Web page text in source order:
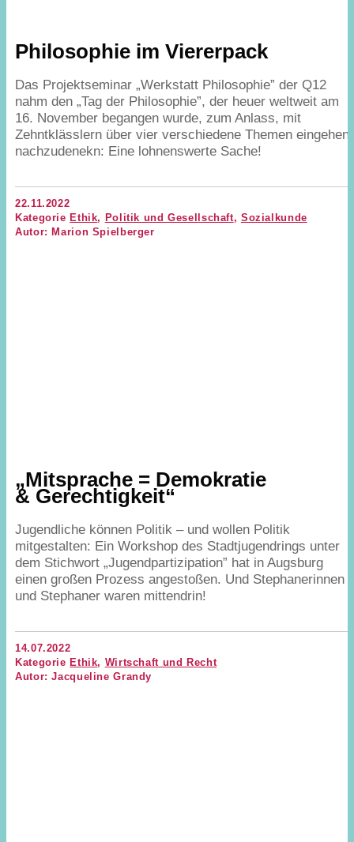
Philosophie im Viererpack
Das Projektseminar„Werkstatt Philosophie” derQ12
nahm den„Tag der Philosophie”, der heuer weltweit am
16. November begangen wurde, zum Anlass, mit
Zehntklässlern über vier verschiedene Themen
nachzudenekn: Eine lohnenswerte Sache!
22.11.2022
Kategorie Ethik, Politik und Gesellschaft, Sozialkunde
Autor: Marion Spielberger
„Mitsprache = Demokratie
& Gerechtigkeit“
Jugendliche können Politik – und wollen Politik
mitgestalten: Ein Workshop des Stadtjugendrings unter
dem Stichwort„Jugendpartizipation” hat in Augsburg
einen großen Prozess angestoßen. Und Stephanerinnen
und Stephaner waren mittendrin!
14.07.2022
Kategorie Ethik, Wirtschaft und Recht
Autor: Jacqueline Grandy